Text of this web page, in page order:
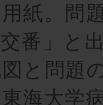
紙。問
番」と
と問題
海大学